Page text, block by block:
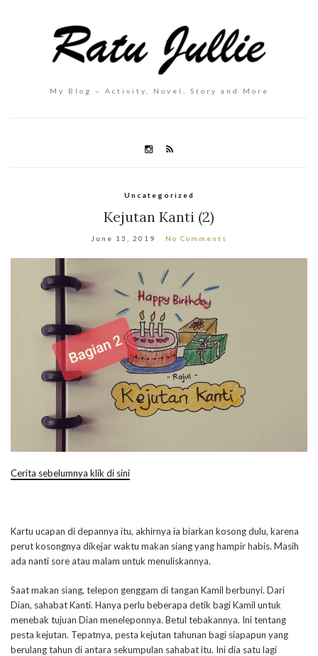
My Blog – Activity, Novel, Story and More
Uncategorized
Kejutan Kanti (2)
June 13, 2019 No Comments
Cerita sebelumnya klik di sini
Kartu ucapan di depannya itu, akhirnya ia biarkan kosong dulu, karena
perut kosongnya dikejar waktu makan siang yang hampir habis. Masih
ada nanti sore atau malam untuk menuliskannya.
Saat makan siang, telepon genggam di tangan Kamil berbunyi. Dari
Dian, sahabat Kanti. Hanya perlu beberapa detik bagi Kamil untuk
menebak tujuan Dian meneleponnya. Betul tebakannya. Ini tentang
pesta kejutan. Tepatnya, pesta kejutan tahunan bagi siapapun yang
berulang tahun di antara sekumpulan sahabat itu. Ini dia satu lagi